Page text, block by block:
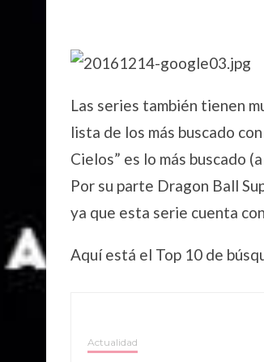
Las series también tienen
lista de los más buscado
Cielos” es lo más buscado
Por su parte Dragon Ball
ya que esta serie cuenta
Aquí está el Top 10 de
Actualidad